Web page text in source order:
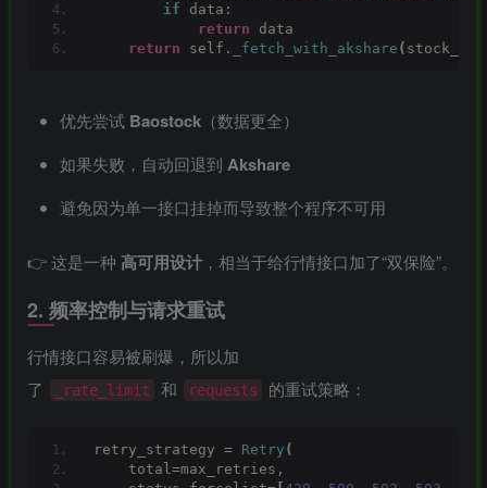
widgets-
雅马
仿象牙
三角钢
指乎
破壁机家用低
音破壁机
多功能豆浆料
理榨汁机新款
299
鹿头
￥1.00
小打
if data:
return data
return self. _fetch_with_akshare (
优先尝试 Baostock （数据更全）
如果失败，自动回退到 Akshare
避免因为单一接口挂掉而导致整个程序不可用
👉 这是一种 高可用设计 ，相当于给行情接口加了“双保险”。
2. 频率控制与请求重试
行情接口容易被刷爆，所以加
了
_rate_limit 和 requests 的重试策略：
retry_strategy = Retry (
    total=max_retries,